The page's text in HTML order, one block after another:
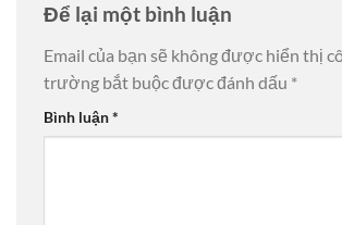
Để lại một bình luận
Email của bạn sẽ không được hiển thị
trường bắt buộc được đánh dấu *
Bình luận*